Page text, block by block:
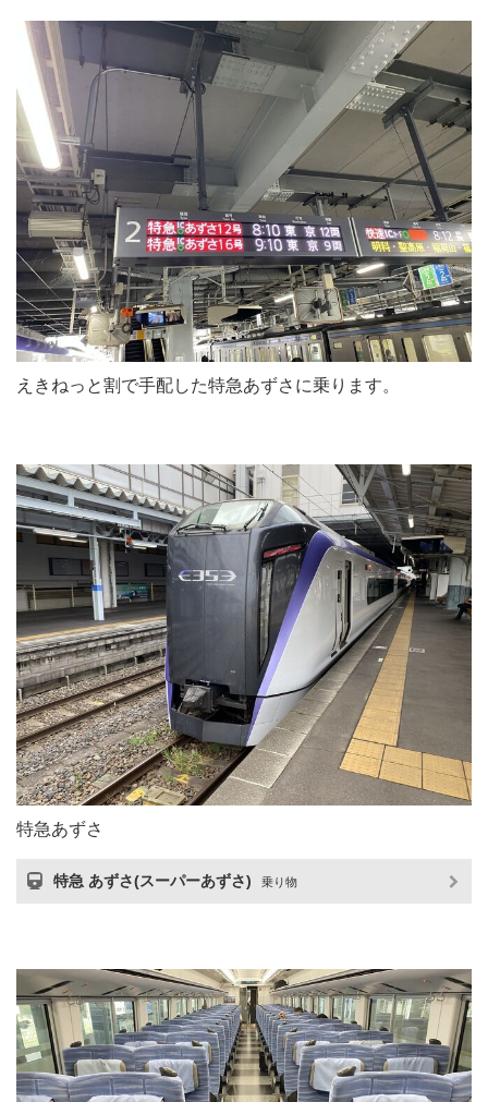
えきねっと割で手配した特急あずさに乗ります。
特急あずさ
特急 あずさ(スーパーあずさ) 乗り物